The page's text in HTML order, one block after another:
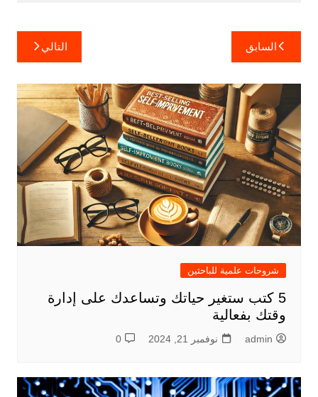
تصفّح
المقالات
السابق التالي
شروحات علمية للباحثين
5 كتب ستغير حياتك وتساعدك على إدارة
وقتك بفعالية
admin نوفمبر 21, 2024 0